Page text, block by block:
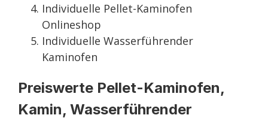
Individuelle Pellet-Kaminofen
Onlineshop
Individuelle Wasserführender
Kaminofen
Preiswerte Pellet-Kaminofen,
Kamin, Wasserführender